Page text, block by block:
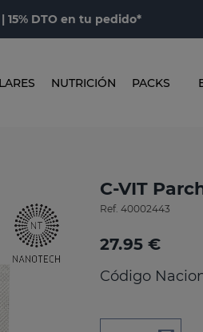
15% DTO en tu pedido*
NUTRICIÓN PACKS
C-VIT
Ref. 40002443
27.95 €
Código